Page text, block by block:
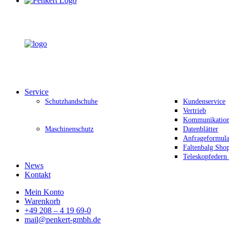
Service
Schutzhandschuhe
Kundenservice
Vertrieb
Maschinenschutz
Datenblätter
Faltenbalg
Teleskopfedern
News
Kontakt
Mein Konto
Warenkorb
+49 208 – 4 19 69-0
mail@penkert-gmbh.de